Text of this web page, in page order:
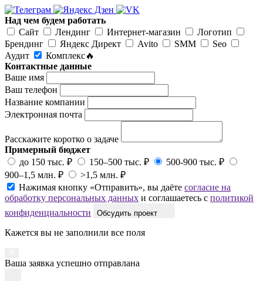
Над чем будем работать
Сайт
Лендинг Интернет-магазин
Логотип
Брендинг
Яндекс Директ Avito SMM
Seo
Аудит
Комплекс🔥
Контактные данные
Ваше имя
Ваш телефон
Название компании
Электронная почта
Расскажите коротко о задаче
Примерный бюджет
до 150 тыс. ₽
150–500 тыс. ₽
500-900 тыс. ₽
900–1,5 млн. ₽
>1,5 млн. ₽
Нажимая кнопку «Отправить», вы даёте согласие на
обработку персональных данных и соглашаетесь с политикой
конфиденциальности
Обсудить проект
Кажется вы не заполнили все поля
Ваша заявка успешно отправлана